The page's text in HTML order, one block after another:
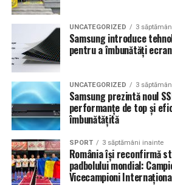
UNCATEGORIZED 3
Samsung introduce
pentru a îmbunătăți
UNCATEGORIZED 3
Samsung prezintă noul
performanțe de top și
îmbunătățită
SPORT 3 săptămâni inainte
România își reconfirmă
padbolului mondial:
Vicecampioni